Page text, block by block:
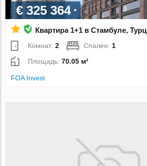
€ 325 364
Квартира 1+1 в Стамбуле,
Комнат:2 Спален: 1
Площадь:70.05 м²
FOA Invest